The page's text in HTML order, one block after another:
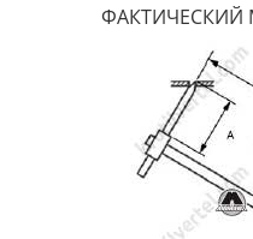
ФАКТИЧЕСКИЙ